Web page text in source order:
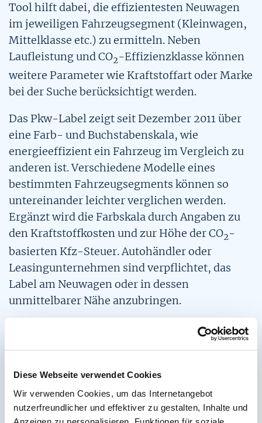
Diese Webseite verwendet Cookies
Wir verwenden Cookies, um das Internetangebot
nutzerfreundlicher und effektiver zu gestalten, Inhalte und
Tool: Pkw Energie Check
Alternative Kraftstoffe
Alternative Kraftstoffe
Tool hilft dabei, die effizientesten Neuwagen
im jeweiligen Fahrzeugsegment (Kleinwagen,
Mittelklasse etc.) zu ermitteln. Neben
Laufleistung und CO2-Effizienzklasse können
weitere Parameter wie Kraftstoffart oder Marke
bei der Suche berücksichtigt werden.
Das Pkw-Label zeigt seit Dezember 2011 über
eine Farb- und Buchstabenskala, wie
energieeffizient ein Fahrzeug im Vergleich zu
anderen ist. Verschiedene Modelle eines
bestimmten Fahrzeugsegments können so
untereinander leichter verglichen werden.
Ergänzt wird die Farbskala durch Angaben zu
den Kraftstoffkosten und zur Höhe der CO2-
basierten Kfz-Steuer. Autohändler oder
Leasingunternehmen sind verpflichtet, das
Label am Neuwagen oder in dessen
unmittelbarer Nähe anzubringen.
www.pkw-
ist eine Initiative der dena und wird
Technologie (BMWi) gefördert.